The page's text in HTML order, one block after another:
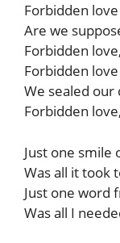
Forbidden love
Are we
Forbidden
Forbidden love
We sealed
Forbidden
Just one smile
Was all it took
Just one word
Was all I